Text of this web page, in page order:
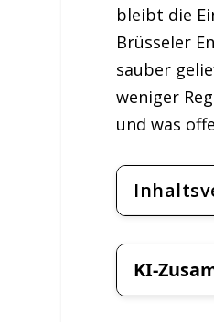
bleibt die
Brüsseler
sauber
weniger
und was
KI-